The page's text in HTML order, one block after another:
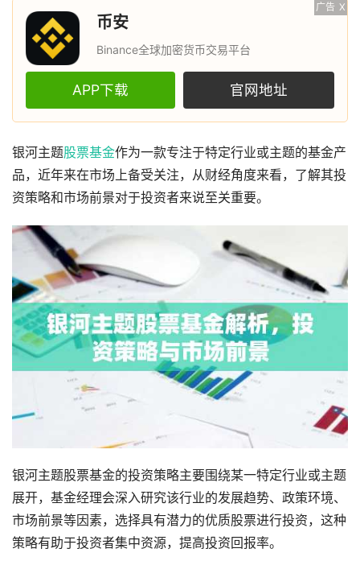
广告 X
币安
Binance全球加密货币交易平台
APP下载 官网地址
银河主题股票基金作为一款专注于特定行业或主题的基金产
品，近年来在市场上备受关注，从财经角度来看，了解其投
资策略和市场前景对于投资者来说至关重要。
银河主题股票基金的投资策略主要围绕某一特定行业或主题
展开，基金经理会深入研究该行业的发展趋势、政策环境、
市场前景等因素，选择具有潜力的优质股票进行投资，这种
策略有助于投资者集中资源，提高投资回报率。